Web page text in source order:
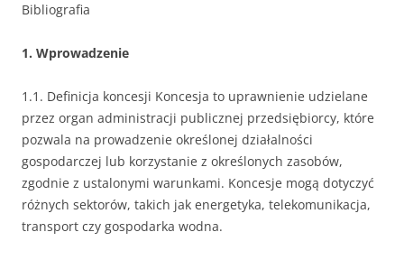
Bibliografia
1. Wprowadzenie
1.1. Definicja koncesji Koncesja to uprawnienie udzielane
przez organ administracji publicznej przedsiębiorcy, które
pozwala na prowadzenie określonej działalności
gospodarczej lub korzystanie z określonych zasobów,
zgodnie z ustalonymi warunkami. Koncesje mogą dotyczyć
różnych sektorów, takich jak energetyka, telekomunikacja,
transport czy gospodarka wodna.